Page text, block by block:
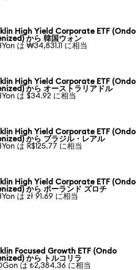
High Yield Corporate ETF (Ondo
から 韓国ウォン
は ₩34,831.11 に相当
High Yield Corporate ETF (Ondo
から オーストラリアドル
は $34.92 に相当
High Yield Corporate ETF (Ondo
から ブラジル・レアル
は R$125.77 に相当
High Yield Corporate ETF (Ondo
から ポーランド ズロチ
は zł 91.69 に相当
Focused Growth ETF (Ondo
から トルコリラ
は ₺2,384.36 に相当